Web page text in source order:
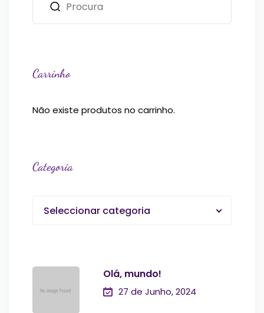
Carrinho
Não existe produtos no carrinho.
Categoria
Seleccionar categoria
Olá, mundo!
27 de Junho, 2024